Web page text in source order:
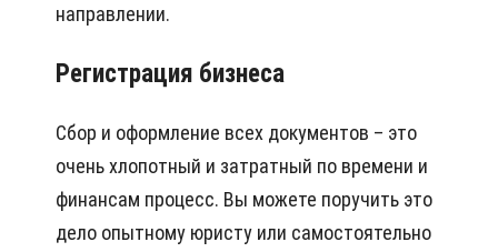
направлении.
Регистрация бизнеса
Сбор и оформление всех документов – это
очень хлопотный и затратный по времени и
финансам процесс. Вы можете поручить это
дело опытному юристу или самостоятельно